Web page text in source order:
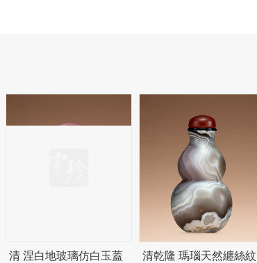
清 涅白地玻璃仿白玉蓋 清乾隆 瑪瑙天然纏絲紋